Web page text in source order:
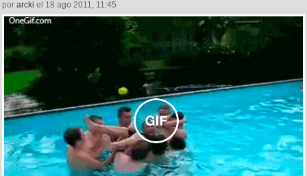
por arcki el 18 ago 2011, 11:45